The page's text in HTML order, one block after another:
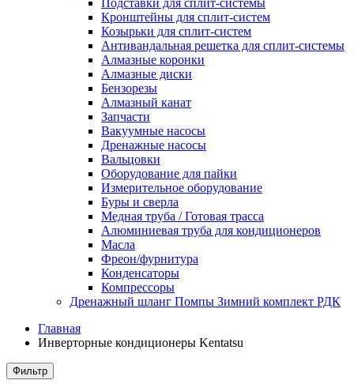
Подставки для сплит-системы
Кронштейны для сплит-систем
Козырьки для сплит-систем
Антивандальная решетка для сплит-системы
Алмазные коронки
Алмазные диски
Бензорезы
Алмазный канат
Запчасти
Вакуумные насосы
Дренажные насосы
Вальцовки
Оборудование для пайки
Измерительное оборудование
Буры и сверла
Медная труба / Готовая трасса
Алюминиевая труба для кондиционеров
Масла
Фреон/фурнитура
Конденсаторы
Компрессоры
Дренажный шланг Помпы Зимний комплект РДК
Главная
Инверторные кондиционеры Kentatsu
Фильтр